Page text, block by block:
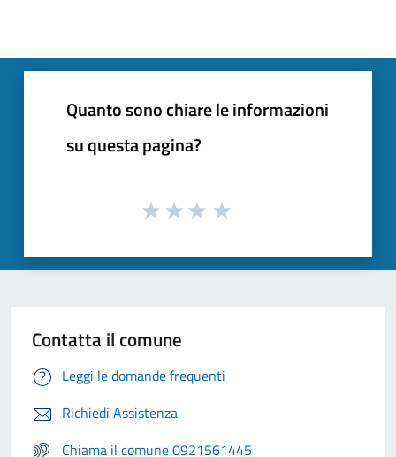
Quanto sono chiare le informazioni
su questa pagina?
Contatta il comune
Leggi le domande frequenti
Richiedi Assistenza
Chiama il comune 0921561445